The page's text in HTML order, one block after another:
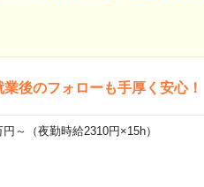
後のフォローも手厚く安心！
（夜勤時給2310円×15h）